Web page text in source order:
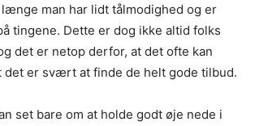
man har lidt tålmodighed og er
tingene. Dette er dog ikke altid folks
det er netop derfor, at det ofte kan
det er svært at finde de helt gode tilbud.
set bare om at holde godt øje nede i